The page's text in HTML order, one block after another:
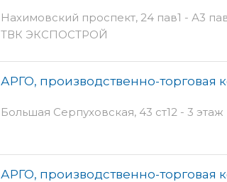
Нахимовский проспект, 24 пав1 - А3
ТВК ЭКСПОСТРОЙ
АРГО, производственно-торговая
Большая Серпуховская, 43 ст12 - 3 этаж
АРГО, производственно-торговая